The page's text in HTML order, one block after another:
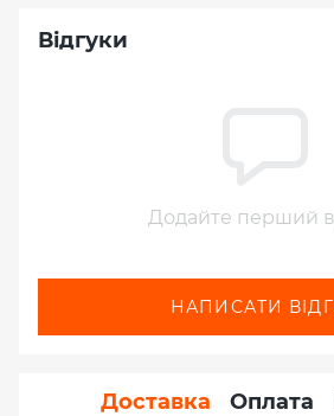
Відгуки
Додайте перший
НАПИСАТИ
Доставка Оплата